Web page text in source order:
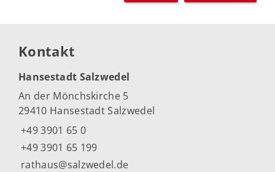
Kontakt
Hansestadt Salzwedel
An der Mönchskirche 5
29410 Hansestadt Salzwedel
+49 3901 65 0
+49 3901 65 199
rathaus@salzwedel.de